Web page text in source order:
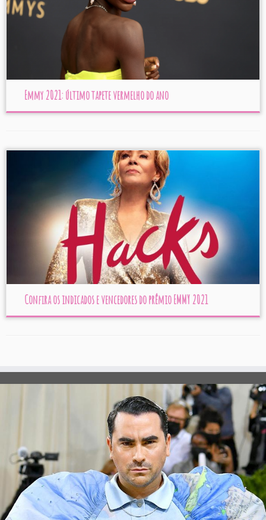
Emmy 2021: último tapete vermelho do ano
Confira os indicados e vencedores do prêmio EMMY 2021